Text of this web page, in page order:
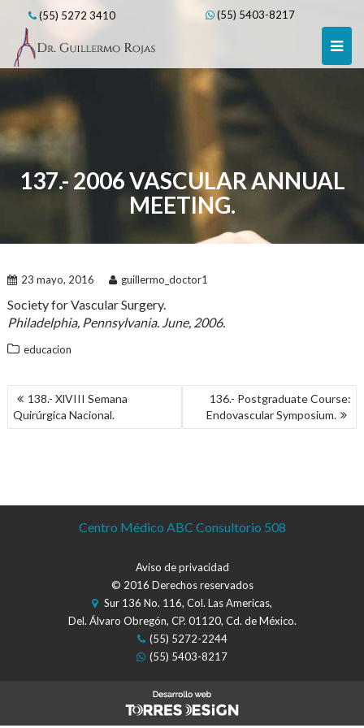
content
(55) 5272 3410 (55) 5403-8217
137.- 2006 VASCULAR ANNUAL
MEETING.
23 mayo, 2016 guillermo_doctor1
Society for Vascular Surgery.
Philadelphia, Pennsylvania. June, 2006.
educacion
NAVEGACIÓN
DE
ENTRADAS
138.- XlVIII Semana
Quirúrgica Nacional.
136.- Postgraduate Course:
Endovascular Symposium.
Centro Médico ABC Consultorio 508
Aviso de privacidad
© 2016 Derechos reservados
Sur 136 No. 116, Col. Las Americas,
Del. Álvaro Obregón, CP. 01120, Cd. de México.
(55) 5272-2244
(55) 5403-8217